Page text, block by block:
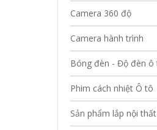
Camera 360 độ
Camera hành trình
Bóng đèn - Độ đèn ô
Phim cách nhiệt Ô tô
Sản phẩm lắp nội thất